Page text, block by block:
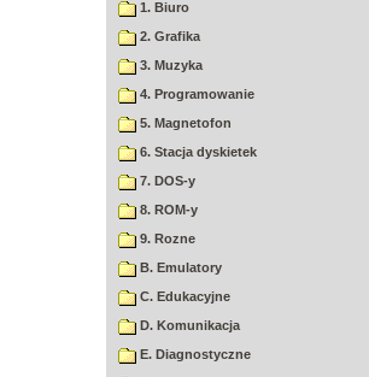
1. Biuro
2. Grafika
3. Muzyka
4. Programowanie
5. Magnetofon
6. Stacja dyskietek
7. DOS-y
8. ROM-y
9. Rozne
B. Emulatory
C. Edukacyjne
D. Komunikacja
E. Diagnostyczne